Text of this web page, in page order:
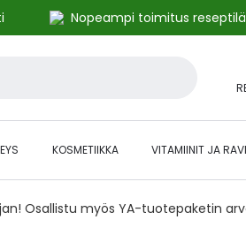
Nopeampi toimitus
KOSMETIIKKA VITAMIINIT JA
Osallistu myös YA-tuotepaketin